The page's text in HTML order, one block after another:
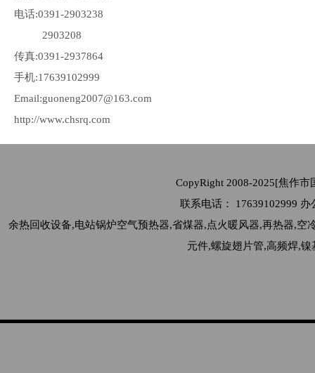
电话:0391-2903238
2903208
传真:0391-2937864
手机:17639102999
Email:guoneng2007@163.com
http://www.chsrq.com
CopyRight 2008-2025[焦作
联系电话： 17639102999
余热回收设备,电站锅炉空气预热器,省煤器,点火暖风器,再热器,
元件,螺旋翅片管,高频焊,